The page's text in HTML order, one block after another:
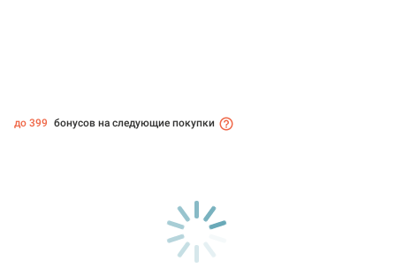
до 399 бонусов на следующие покупки